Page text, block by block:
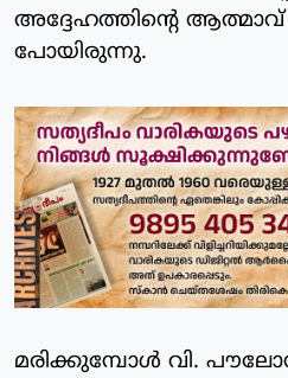
അദ്ദേഹത്തിന്റെ ആത്മാവ്
പോയിരുന്നു.
മരിക്കുമ്പോള്‍ വി.